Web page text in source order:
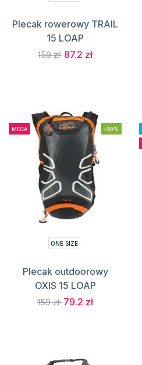
Plecak rowerowy TRAIL
15 LOAP
159 zł 87.2 zł
MEGA -50%
ONE SIZE
Plecak outdoorowy
OXIS 15 LOAP
159 zł 79.2 zł